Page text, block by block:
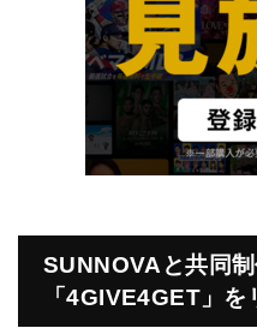
SUNNOVAと共同
「4GIVE4GET」を